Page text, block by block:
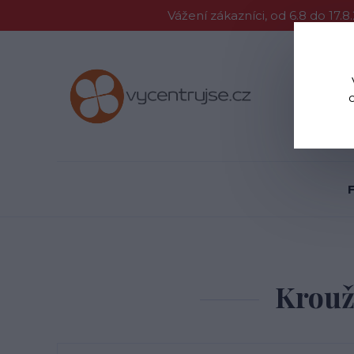
Vážení zákazníci, od 6.8 do